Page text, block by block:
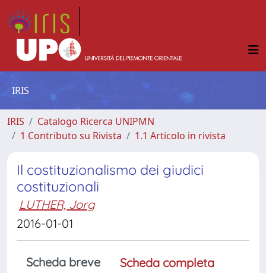
IRIS
IRIS
Catalogo Ricerca UNIPMN
1 Contributo su Rivista
1.1 Articolo in rivista
Il costituzionalismo dei giudici
costituzionali
LUTHER, Jorg
2016-01-01
Scheda breve
Scheda completa